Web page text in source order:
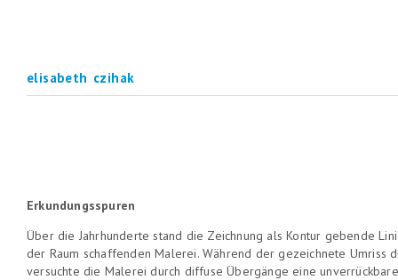
elisabeth czihak
Erkundungsspuren
Über die Jahrhunderte stand die Zeichnung als Kontur gebende
der Raum schaffenden Malerei. Während der gezeichnete Umriss
versuchte die Malerei durch diffuse Übergänge eine